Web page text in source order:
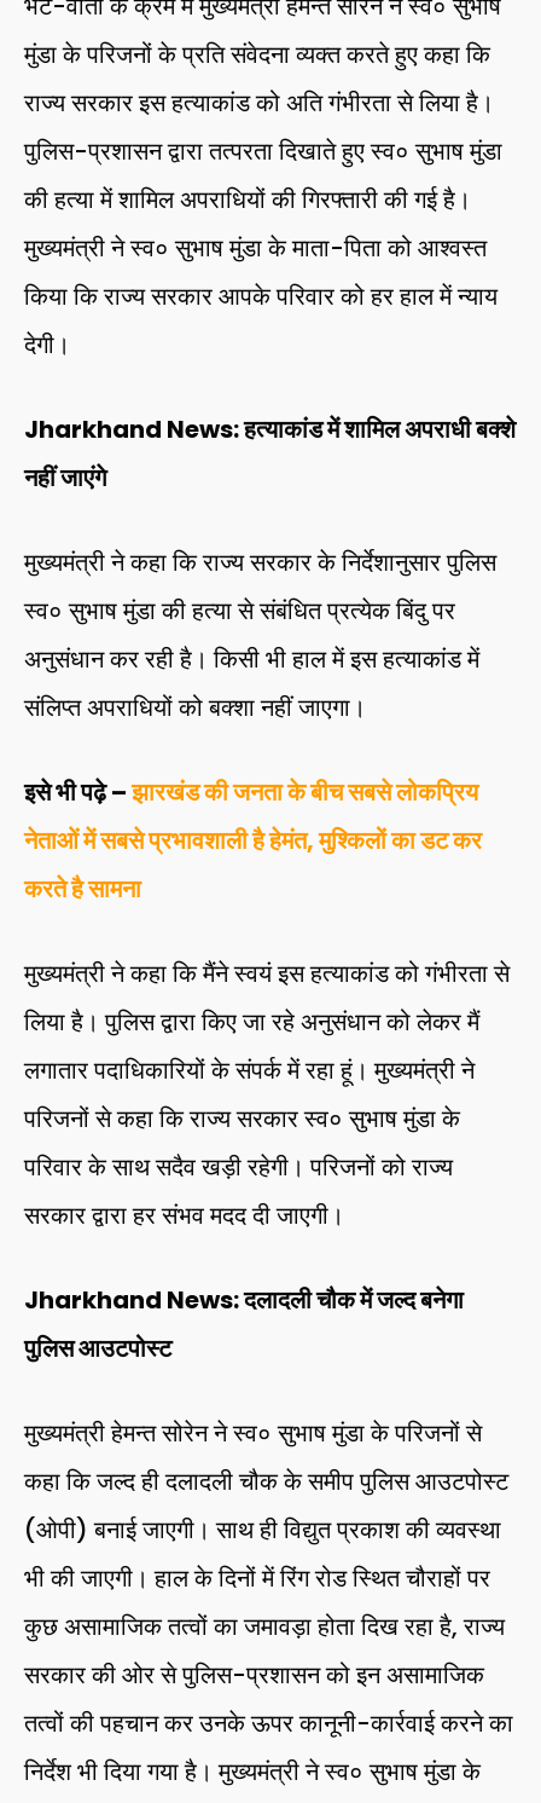
मुंडा के परिजनों के प्रति संवेदना व्यक्त करते हुए कहा कि
राज्य सरकार इस हत्याकांड को अति गंभीरता से लिया है।
पुलिस-प्रशासन द्वारा तत्परता दिखाते हुए स्व० सुभाष मुंडा
की हत्या में शामिल अपराधियों की गिरफ्तारी की गई है।
मुख्यमंत्री ने स्व० सुभाष मुंडा के माता-पिता को आश्वस्त
किया कि राज्य सरकार आपके परिवार को हर हाल में न्याय
देगी।
Jharkhand News: हत्याकांड में शामिल अपराधी बक्शे
नहीं जाएंगे
मुख्यमंत्री ने कहा कि राज्य सरकार के निर्देशानुसार पुलिस
स्व० सुभाष मुंडा की हत्या से संबंधित प्रत्येक बिंदु पर
अनुसंधान कर रही है। किसी भी हाल में इस हत्याकांड में
संलिप्त अपराधियों को बक्शा नहीं जाएगा।
इसे भी पढ़े –झारखंड की जनता के बीच सबसे लोकप्रिय
नेताओं में सबसे प्रभावशाली है हेमंत, मुश्किलों का डट कर
करते है सामना
मुख्यमंत्री ने कहा कि मैंने स्वयं इस हत्याकांड को गंभीरता से
लिया है। पुलिस द्वारा किए जा रहे अनुसंधान को लेकर मैं
लगातार पदाधिकारियों के संपर्क में रहा हूं। मुख्यमंत्री ने
परिजनों से कहा कि राज्य सरकार स्व० सुभाष मुंडा के
परिवार के साथ सदैव खड़ी रहेगी। परिजनों को राज्य
सरकार द्वारा हर संभव मदद दी जाएगी।
Jharkhand News: दलादली चौक में जल्द बनेगा
पुलिस आउटपोस्ट
मुख्यमंत्री हेमन्त सोरेन ने स्व० सुभाष मुंडा के परिजनों से
कहा कि जल्द ही दलादली चौक के समीप पुलिस आउटपोस्ट
(ओपी) बनाई जाएगी। साथ ही विद्युत प्रकाश की व्यवस्था
भी की जाएगी। हाल के दिनों में रिंग रोड स्थित चौराहों पर
कुछ असामाजिक तत्वों का जमावड़ा होता दिख रहा है, राज्य
सरकार की ओर से पुलिस-प्रशासन को इन असामाजिक
तत्वों की पहचान कर उनके ऊपर कानूनी-कार्रवाई करने का
निर्देश भी दिया गया है। मुख्यमंत्री ने स्व० सुभाष मुंडा के